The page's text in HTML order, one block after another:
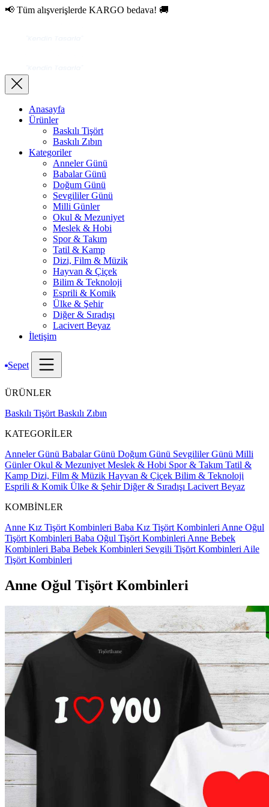
📢 Tüm alışverişlerde KARGO bedava! 🚚
Anasayfa
Ürünler
Baskılı Tişört
Baskılı Zıbın
Kategoriler
Anneler Günü
Babalar Günü
Doğum Günü
Sevgililer Günü
Milli Günler
Okul & Mezuniyet
Meslek & Hobi
Spor & Takım
Tatil & Kamp
Dizi, Film & Müzik
Hayvan & Çiçek
Bilim & Teknoloji
Esprili & Komik
Ülke & Şehir
Diğer & Sıradışı
Lacivert Beyaz
İletişim
Sepet
ÜRÜNLER
Baskılı Tişört Baskılı Zıbın
KATEGORİLER
Anneler Günü Babalar Günü Doğum Günü Sevgililer Günü Milli
GünlerOkul & Mezuniyet Meslek & Hobi Spor & Takım Tatil &
Kamp Dizi, Film & Müzik Hayvan & Çiçek Bilim & Teknoloji
Esprili & Komik Ülke & ŞehirDiğer & Sıradışı Lacivert Beyaz
KOMBİNLER
Anne Kız Tişört Kombinleri Baba Kız Tişört Kombinleri Anne Oğul
Tişört Kombinleri Baba Oğul Tişört Kombinleri Anne Bebek
Kombinleri Baba Bebek Kombinleri Sevgili Tişört Kombinleri Aile
Tişört Kombinleri
Anne Oğul Tişört Kombinleri